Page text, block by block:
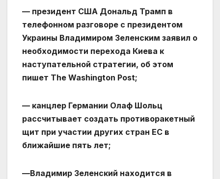
— президент США Дональд Трамп в
телефонном разговоре с президентом
Украины Владимиром Зеленским заявил о
необходимости перехода Киева к
наступательной стратегии, об этом
пишет The Washington Post;
— канцлер Германии Олаф Шольц
рассчитывает создать противоракетный
щит при участии других стран ЕС в
ближайшие пять лет;
—Владимир Зеленский находится в